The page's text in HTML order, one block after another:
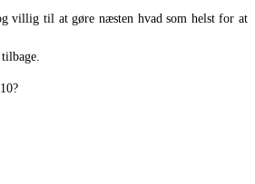
villig til at gøre næsten hvad som helst for at